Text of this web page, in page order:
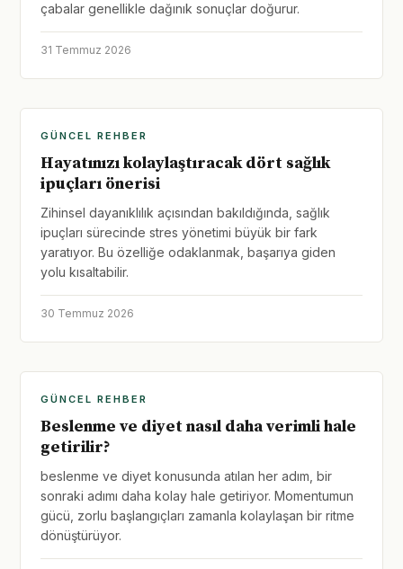
çabalar genellikle dağınık sonuçlar doğurur.
31 Temmuz 2026
GÜNCEL REHBER
Hayatınızı kolaylaştıracak dört sağlık
ipuçları önerisi
Zihinsel dayanıklılık açısından bakıldığında, sağlık
ipuçları sürecinde stres yönetimi büyük bir fark
yaratıyor. Bu özelliğe odaklanmak, başarıya giden
yolu kısaltabilir.
30 Temmuz 2026
GÜNCEL REHBER
Beslenme ve diyet nasıl daha verimli hale
getirilir?
beslenme ve diyet konusunda atılan her adım, bir
sonraki adımı daha kolay hale getiriyor. Momentumun
gücü, zorlu başlangıçları zamanla kolaylaşan bir ritme
dönüştürüyor.